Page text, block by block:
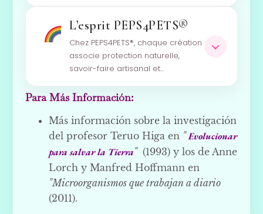
L’esprit PEPS4PETS®
Chez PEPS4PETS®, chaque création
associe protection naturelle,
savoir-faire artisanal et…
Para Más Información:
Más información sobre la investigación
del profesor Teruo Higa en "Evolucionar
para salvar la Tierra" (1993) y los de Anne
Lorch y Manfred Hoffmann en
"Microorganismos que trabajan a diario
(2011).